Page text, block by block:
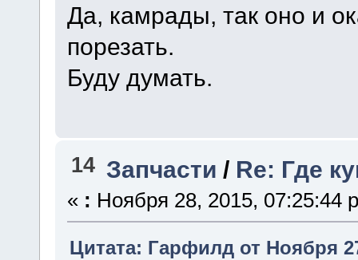
Да, камрады, так оно и
порезать.
Буду думать.
14 Запчасти / Re: Где
« : Ноября 28, 2015, 07:25:44
Цитата: Гарфилд от Ноября